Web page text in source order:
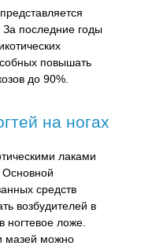
За последние годы
повышать
до 90%.
на ногах
лаками
. Основной
средств
возбудителей в
ногтевое ложе.
мазей можно